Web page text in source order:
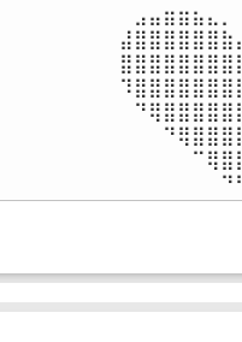
⠀⣠⣤⣶⣶⣦⣄⡀